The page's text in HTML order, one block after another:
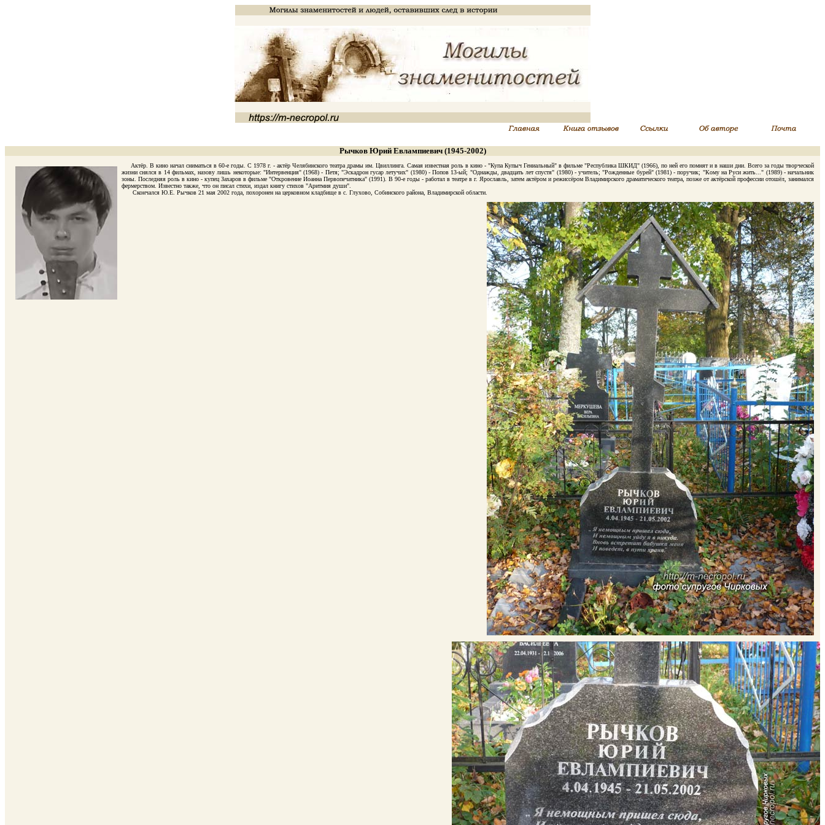
Рычков Юрий Евлампиевич (1945-2002)
Актёр. В кино начал сниматься в 60-е годы. С 1978 г. - актёр Челябинского театра драмы им. Цвиллинга. Самая известная роль в кино - "Купа Купыч Гениальный" в фильме "Республика ШКИД" (1966), по ней его помнят и в наши дни. Всего за годы творческой
жизни снялся в 14 фильмах, назову лишь некоторые: "Интервенция" (1968) - Петя; "Эскадрон гусар летучих" (1980) - Попов 13-ый; "Однажды, двадцать лет спустя" (1980) - учитель; "Рожденные бурей" (1981) - поручик; "Кому на Руси жить..." (1989) - начальник
зоны. Последняя роль в кино - купец Захаров в фильме "Откровение Иоанна Первопечатника" (1991). В 90-е годы - работал в театре в г. Ярославль, затем актёром и режиссёром Владимирского драматического театра, позже от актёрской профессии отошёл, занимался
фермерством. Известно также, что он писал стихи, издал книгу стихов "Аритмия души".
Скончался Ю.Е. Рычков 21 мая 2002 года, похоронен на церковном кладбище в с. Глухово, Собинского района, Владимирской области.